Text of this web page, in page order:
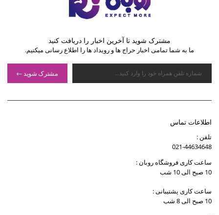
مشترک شوید تا آخرین اخبار را دریافت کنید
ما به شما تمامی اخبار حراج ها و رویداد ها را اطلاع رسانی میکنیم.
مشترک شوید
اطلاعات تماس
تلفن :
021-44634648
ساعت کاری فروشگاه روبان :
10 صبح الی 10 شب
ساعت کاری پشتیبانی :
10 صبح الی 8 شب